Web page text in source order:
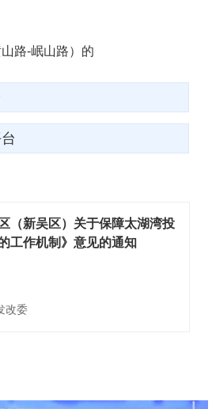
路-岷山路）的
（新吴区）关于保障太湖湾投
工作机制》意见的通知
改委